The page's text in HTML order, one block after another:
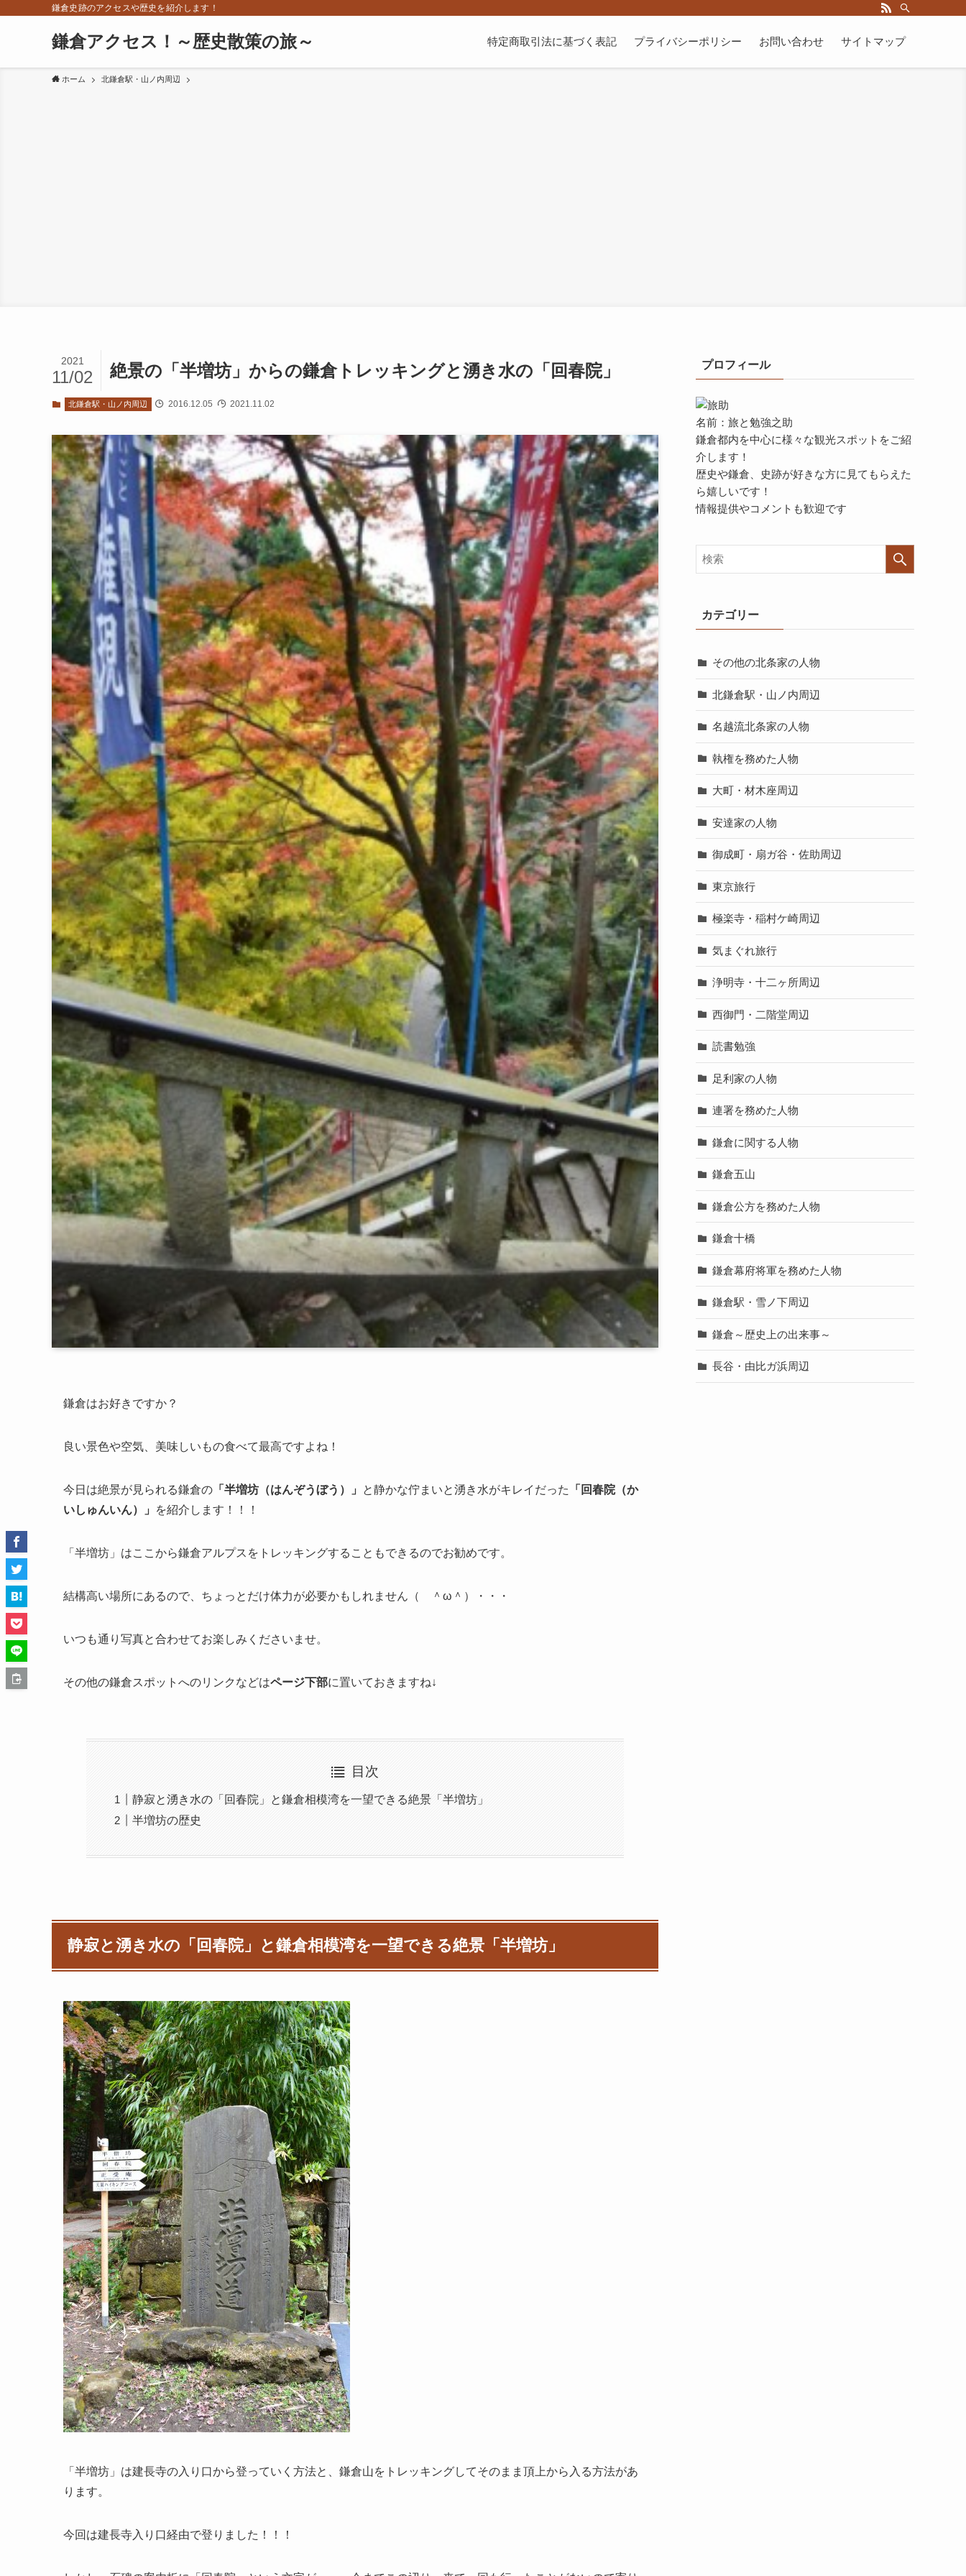
鎌倉史跡のアクセスや歴史を紹介します！
鎌倉アクセス！～歴史散策の旅～ 特定商取引法に基づく表記 プライバシーポリシー お問い合わせ サイトマップ
ホーム 北鎌倉駅・山ノ内周辺
絶景の「半増坊」からの鎌倉トレッキングと湧き水の「回春院」
2021
11/02
北鎌倉駅・山ノ内周辺 2016.12.05 2021.11.02
鎌倉はお好きですか？
良い景色や空気、美味しいもの食べて最高ですよね！
今日は絶景が見られる鎌倉の 「半増坊（はんぞうぼう）」 と静かな佇まいと湧き水がキレイだった
「回春院（か
いしゅんいん）」
を紹介します！！！
「半増坊」はここから鎌倉アルプスをトレッキングすることもできるのでお勧めです。
結構高い場所にあるので、ちょっとだけ体力が必要かもしれません（ ＾ω＾）・・・
いつも通り写真と合わせてお楽しみくださいませ。
その他の鎌倉スポットへのリンクなどはページ下部に置いておきますね↓
目次
静寂と湧き水の「回春院」と鎌倉相模湾を一望できる絶景「半増坊」
半増坊の歴史
静寂と湧き水の「回春院」と鎌倉相模湾を一望できる絶景「半増坊」
「半増坊」は建長寺の入り口から登っていく方法と、鎌倉山をトレッキングしてそのまま頂上から入る方法があ
ります。
今回は建長寺入り口経由で登りました！！！
プロフィール
名前：旅と勉強之助
鎌倉都内を中心に様々な観光スポットをご紹
介します！
歴史や鎌倉、史跡が好きな方に見てもらえた
ら嬉しいです！
情報提供やコメントも歓迎です
カテゴリー
その他の北条家の人物
北鎌倉駅・山ノ内周辺
名越流北条家の人物
執権を務めた人物
大町・材木座周辺
安達家の人物
御成町・扇ガ谷・佐助周辺
東京旅行
極楽寺・稲村ケ崎周辺
気まぐれ旅行
浄明寺・十二ヶ所周辺
西御門・二階堂周辺
読書勉強
足利家の人物
連署を務めた人物
鎌倉に関する人物
鎌倉五山
鎌倉公方を務めた人物
鎌倉十橋
鎌倉幕府将軍を務めた人物
鎌倉駅・雪ノ下周辺
鎌倉～歴史上の出来事～
長谷・由比ガ浜周辺